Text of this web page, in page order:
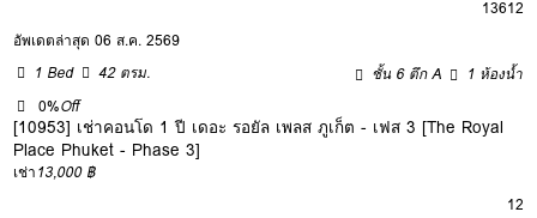
13612
อัพเดตล่าสุด 06 ส.ค. 2569
1 Bed
42 ตรม. ชั้น 6 ตึก A
1 ห้องน้ำ
0%Off
[10953] เช่าคอนโด 1 ปี เดอะ รอยัล เพลส ภูเก็ต - เฟส 3 [The Royal
Place Phuket - Phase 3]
เช่า13,000 ฿
12